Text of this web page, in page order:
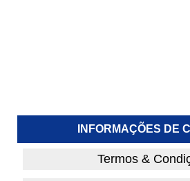
INFORMAÇÕES DE
Termos &